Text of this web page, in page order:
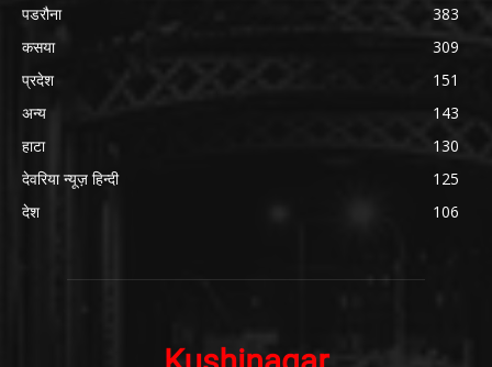
पडरौना
383
कसया
309
प्रदेश
151
अन्य
143
हाटा
130
देवरिया न्यूज़ हिन्दी
125
देश
106